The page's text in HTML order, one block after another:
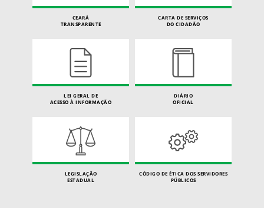
CEARÁ
TRANSPARENTE
CARTA DE SERVIÇOS
DO CIDADÃO
LEI GERAL DE
ACESSO À INFORMAÇÃO
DIÁRIO
OFICIAL
LEGISLAÇÃO
ESTADUAL
CÓDIGO DE ÉTICA DOS SERVIDORES
PÚBLICOS